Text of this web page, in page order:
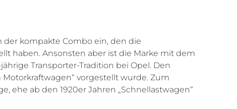
kompakte Combo ein, den die
haben. Ansonsten aber ist die Marke mit dem
Transporter-Tradition bei Opel. Den
Motorkraftwagen“ vorgestellt wurde. Zum
ehe ab den 1920er Jahren „Schnellastwagen“